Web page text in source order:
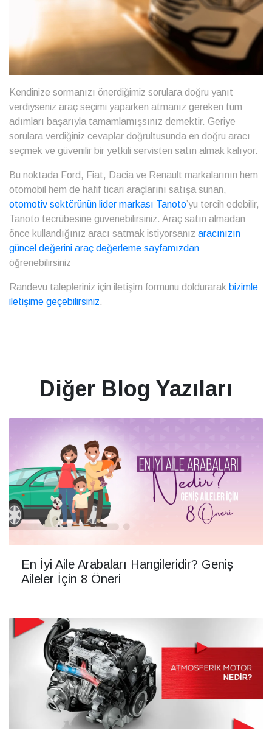
Kendinize sormanızı önerdiğimiz sorulara doğru yanıt
verdiyseniz araç seçimi yaparken atmanız gereken tüm
adımları başarıyla tamamlamışsınız demektir. Geriye
sorulara verdiğiniz cevaplar doğrultusunda en doğru aracı
seçmek ve güvenilir bir yetkili servisten satın almak kalıyor.
Bu noktada Ford, Fiat, Dacia ve Renault markalarının hem
otomobil hem de hafif ticari araçlarını satışa sunan,
otomotiv sektörünün lider markası Tanoto’yu tercih edebilir,
Tanoto tecrübesine güvenebilirsiniz. Araç satın almadan
önce kullandığınız aracı satmak istiyorsanız aracınızın
güncel değerini araç değerleme sayfamızdan
öğrenebilirsiniz
Randevu talepleriniz için iletişim formunu doldurarak bizimle
iletişime geçebilirsiniz.
Diğer Blog Yazıları
En İyi Aile Arabaları Hangileridir? Geniş
Aileler İçin 8 Öneri